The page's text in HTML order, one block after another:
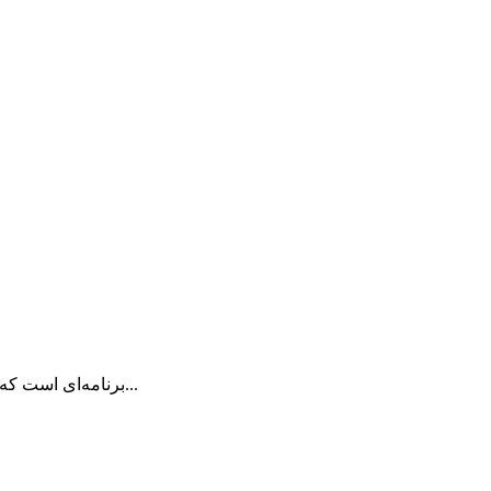
ShowKeyPro برنامه‌ای است که زمان واقعی و تاریخچه فشاردادن همه کلیدهای صفحه...